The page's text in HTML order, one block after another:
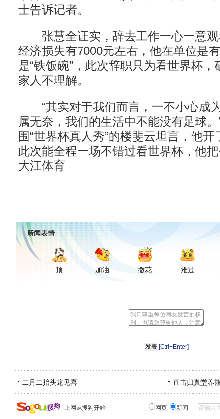
士告诉记者。
张慧全证实，辞去工作一心一意观
经济损失有7000元左右，他在单位是
是“铁饭碗”，此次辞职只为看世界杯
家人不理解。
“其实对于我们而言，一不小心成为
属无奈，我们的生活中不能没有足球
围“世界杯真人秀”的楼斐云坦言，他
此次能全程一场不错过看世界杯，他
大江体育
新闻表情
顶 加油 撒花 难过
[Ctrl+Enter]
二月二抬头龙见喜 直击归真堂养
上网从搜狗开始 网页 新闻